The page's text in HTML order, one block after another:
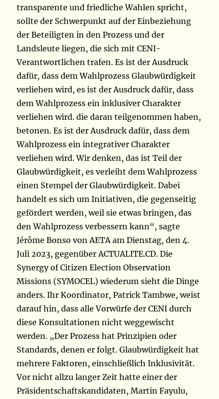
transparente und friedliche Wahlen spricht,
sollte der Schwerpunkt auf der Einbeziehung
der Beteiligten in den Prozess und der
Landsleute liegen, die sich mit CENI-
Verantwortlichen trafen. Es ist der Ausdruck
dafür, dass dem Wahlprozess Glaubwürdigkeit
verliehen wird, es ist der Ausdruck dafür, dass
dem Wahlprozess ein inklusiver Charakter
verliehen wird. die daran teilgenommen haben,
betonen. Es ist der Ausdruck dafür, dass dem
Wahlprozess ein integrativer Charakter
verliehen wird. Wir denken, das ist Teil der
Glaubwürdigkeit, es verleiht dem Wahlprozess
einen Stempel der Glaubwürdigkeit. Dabei
handelt es sich um Initiativen, die gegenseitig
gefördert werden, weil sie etwas bringen, das
den Wahlprozess verbessern kann“, sagte
Jérôme Bonso von AETA am Dienstag, den 4.
Juli 2023, gegenüber ACTUALITE.CD. Die
Synergy of Citizen Election Observation
Missions (SYMOCEL) wiederum sieht die Dinge
anders. Ihr Koordinator, Patrick Tambwe, weist
darauf hin, dass alle Vorwürfe der CENI durch
diese Konsultationen nicht weggewischt
werden. „Der Prozess hat Prinzipien oder
Standards, denen er folgt. Glaubwürdigkeit hat
mehrere Faktoren, einschließlich Inklusivität.
Vor nicht allzu langer Zeit hatte einer der
Präsidentschaftskandidaten, Martin Fayulu,